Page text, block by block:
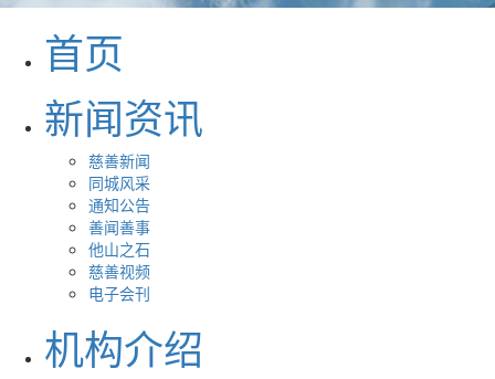
首页
新闻资讯
慈善新闻
同城风采
通知公告
善闻善事
他山之石
慈善视频
电子会刊
机构介绍